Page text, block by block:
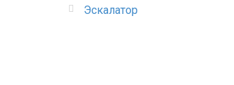
Эскалатор